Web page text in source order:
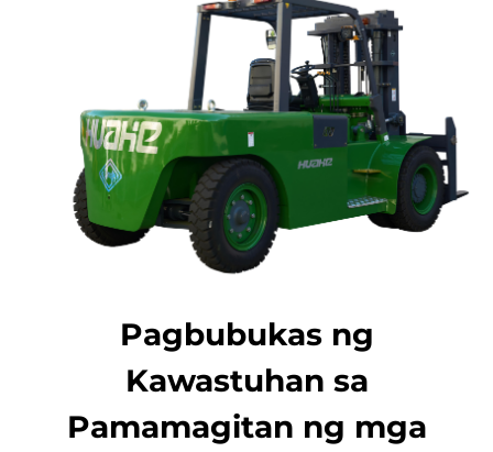
Pagbubukas ng
Kawastuhan sa
Pamamagitan ng mga